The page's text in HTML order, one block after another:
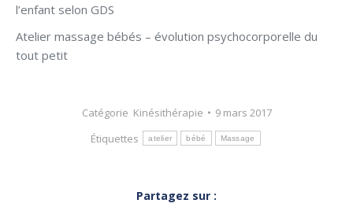
l’enfant selon GDS
Atelier massage bébés – évolution psychocorporelle du
tout petit
Catégorie Kinésithérapie
9 mars 2017
Étiquettes
atelier bébé Massage
Partagez sur :